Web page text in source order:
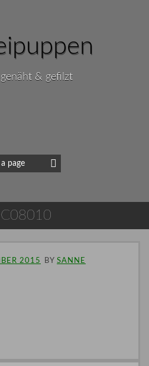
genäht & gefilzt
2015 BY SANNE